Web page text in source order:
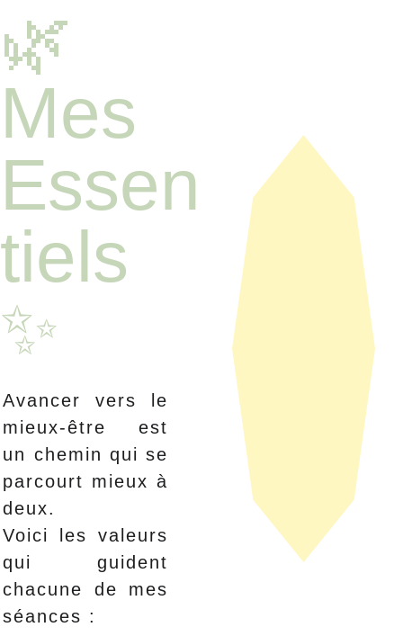
🌿
Mes
Essen
tiels
✨
Avancer vers le
mieux-être est
un chemin qui se
parcourt mieux à
deux.
Voici les valeurs
qui guident
chacune de mes
séances :